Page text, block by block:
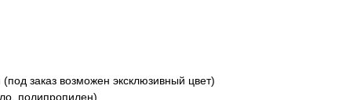
заказ возможен эксклюзивный цвет)
полипропилен)